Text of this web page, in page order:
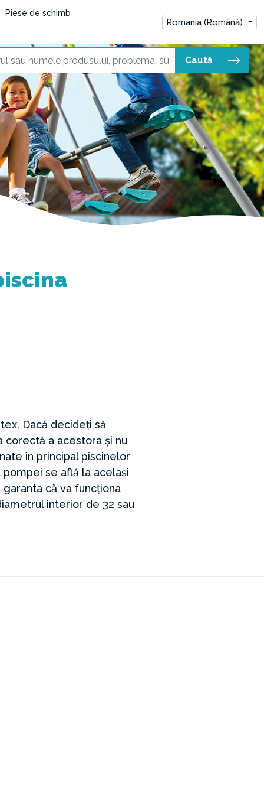
Piese de schimb
Romania (Română)
Caută
Dacă decideți să
corectă a acestora și nu
în principal piscinelor
se află la același
că va funcționa
interior de 32 sau